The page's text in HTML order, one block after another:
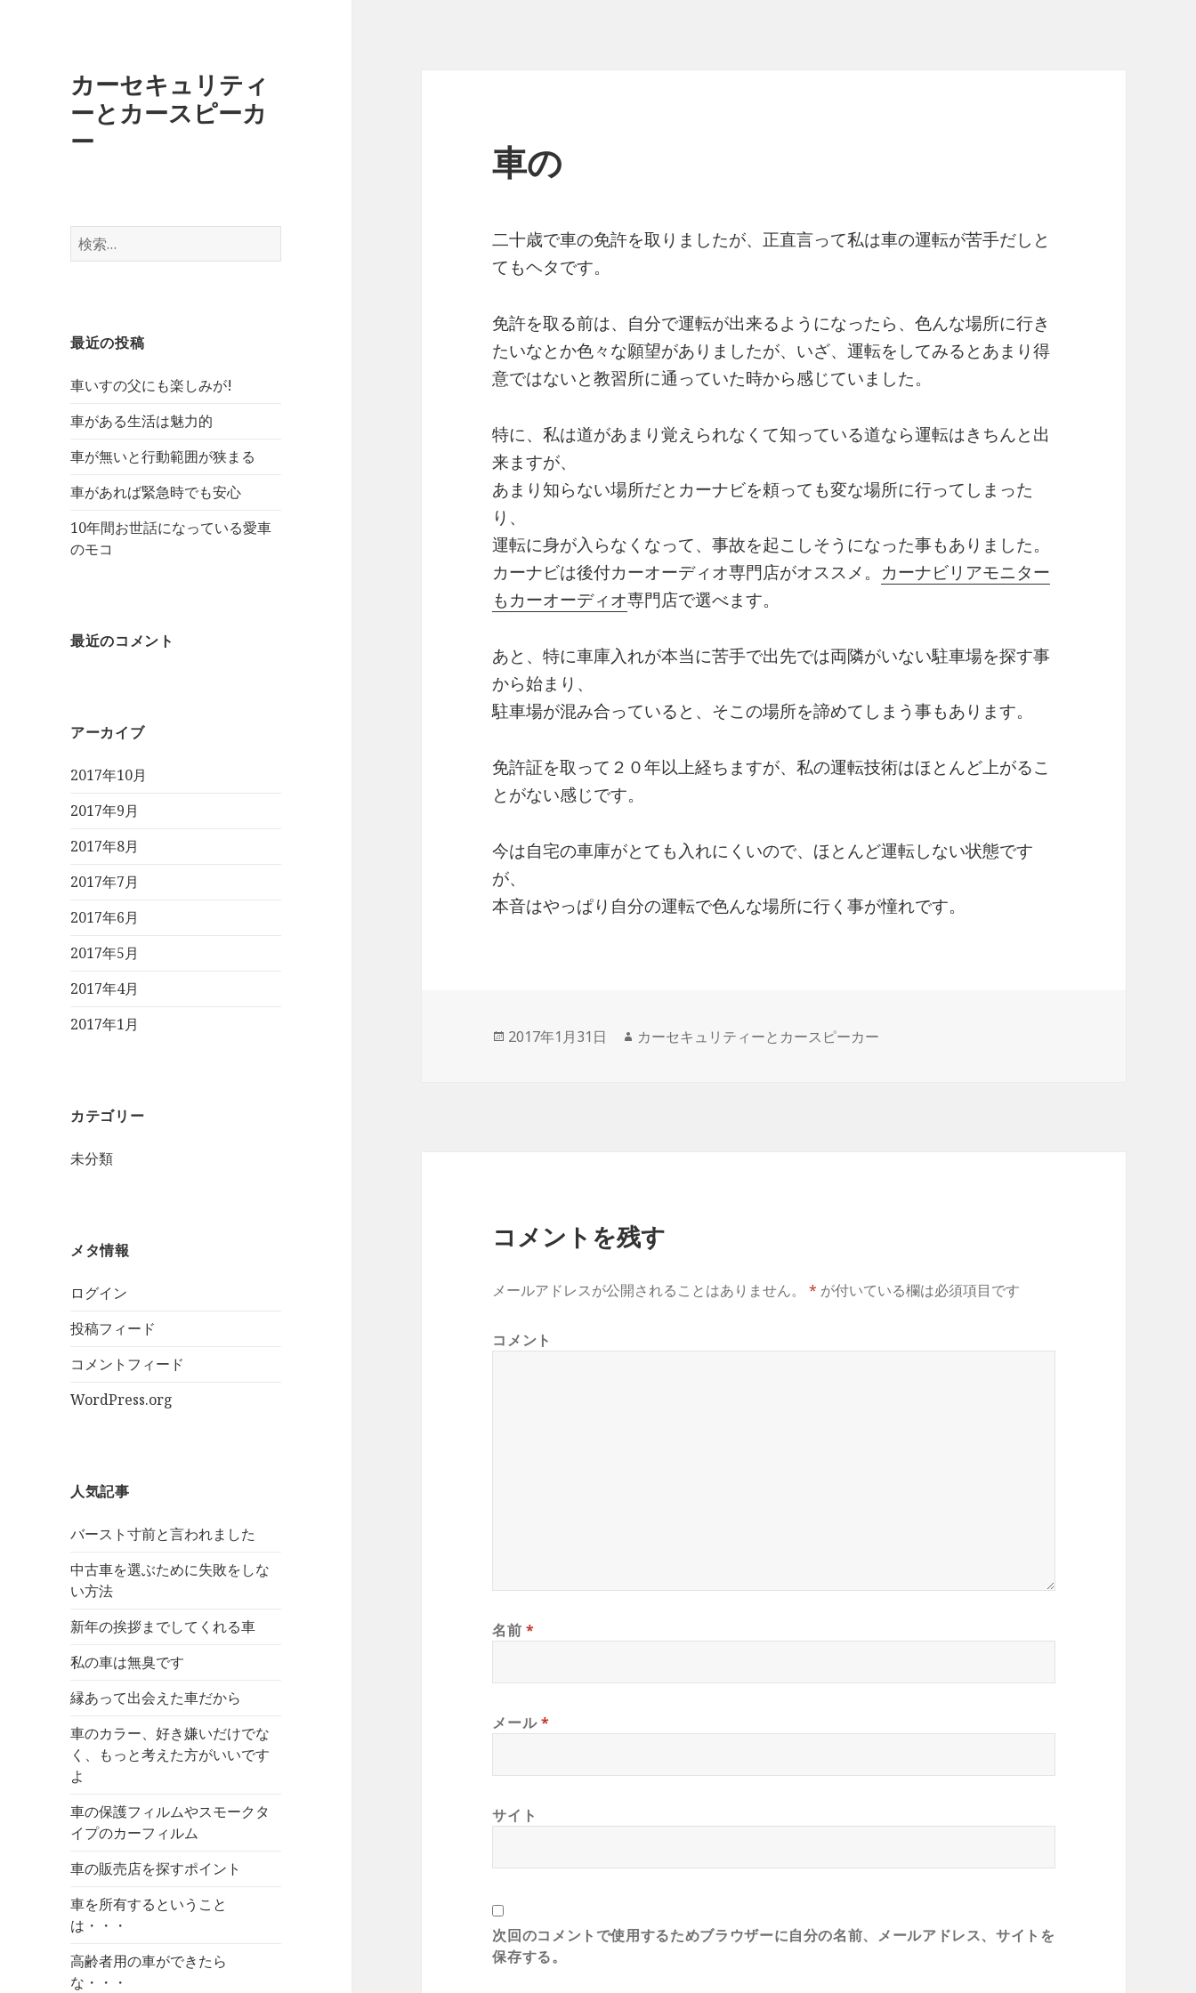
カーセキュリティ
ーとカースピーカ
ー
検
索
最近の投稿
車いすの父にも楽しみが!
車がある生活は魅力的
車が無いと行動範囲が狭まる
車があれば緊急時でも安心
10年間お世話になっている愛車
のモコ
最近のコメント
アーカイブ
2017年10月
2017年9月
2017年8月
2017年7月
2017年6月
2017年5月
2017年4月
2017年1月
カテゴリー
未分類
メタ情報
ログイン
投稿フィード
コメントフィード
WordPress.org
人気記事
バースト寸前と言われました
中古車を選ぶために失敗をしな
い方法
新年の挨拶までしてくれる車
私の車は無臭です
縁あって出会えた車だから
車のカラー、好き嫌いだけでな
く、もっと考えた方がいいです
よ
車の保護フィルムやスモークタ
イプのカーフィルム
車の販売店を探すポイント
車を所有するということ
は・・・
高齢者用の車ができたら
な・・・
車の
二十歳で車の免許を取りましたが、正直言って私は車の運転が苦手だしと
てもヘタです。
免許を取る前は、自分で運転が出来るようになったら、色んな場所に行き
たいなとか色々な願望がありましたが、いざ、運転をしてみるとあまり得
意ではないと教習所に通っていた時から感じていました。
特に、私は道があまり覚えられなくて知っている道なら運転はきちんと出
来ますが、
あまり知らない場所だとカーナビを頼っても変な場所に行ってしまった
り、
運転に身が入らなくなって、事故を起こしそうになった事もありました。
カーナビは後付カーオーディオ専門店がオススメ。 カーナビリアモニター
もカーオーディオ専門店で選べます。
あと、特に車庫入れが本当に苦手で出先では両隣がいない駐車場を探す事
から始まり、
駐車場が混み合っていると、そこの場所を諦めてしまう事もあります。
免許証を取って２０年以上経ちますが、私の運転技術はほとんど上がるこ
とがない感じです。
今は自宅の車庫がとても入れにくいので、ほとんど運転しない状態です
が、
本音はやっぱり自分の運転で色んな場所に行く事が憧れです。
投
2017年1月31日
作
カーセキュリティーとカースピーカー
コメントを残す
メールアドレスが公開されることはありません。 * が付いている欄は必須項目です
コメント
名前*
メール*
サイト
次回のコメントで使用するためブラウザーに自分の名前、メールアドレス、サイトを
保存する。